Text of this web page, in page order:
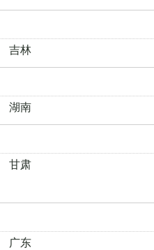
吉林
湖南
甘肃
广东